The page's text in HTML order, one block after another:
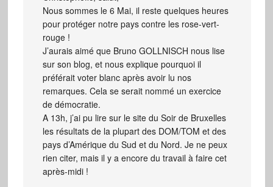
Nous sommes le 6 Mai, il reste quelques heures
pour protéger notre pays contre les rose-vert-
rouge !
J’aurais aimé que Bruno GOLLNISCH nous lise
sur son blog, et nous explique pourquoi il
préférait voter blanc après avoir lu nos
remarques. Cela se serait nommé un exercice
de démocratie.
A 13h, j’ai pu lire sur le site du Soir de Bruxelles
les résultats de la plupart des DOM/TOM et des
pays d’Amérique du Sud et du Nord. Je ne peux
rien citer, mais il y a encore du travail à faire cet
après-midi !